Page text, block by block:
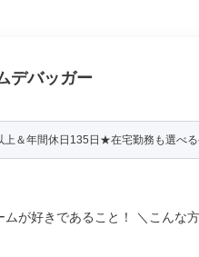
デバッガー
＆年間休日135日★在宅勤務も選べ
が好きであること！ ＼こんな方